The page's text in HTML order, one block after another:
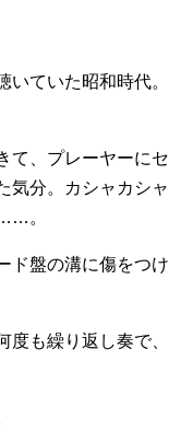
ていた昭和時代。
て、プレーヤーにセ
気分。カシャカシャ
。
ド盤の溝に傷をつけ
も繰り返し奏で、